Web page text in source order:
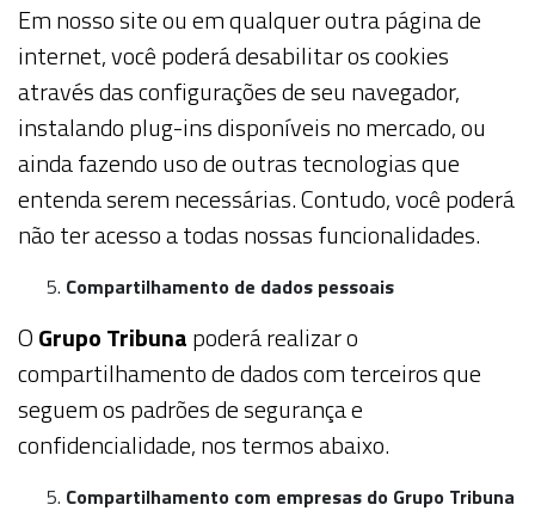
Em nosso site ou em qualquer outra página de
internet, você poderá desabilitar os cookies
através das configurações de seu navegador,
instalandoplug-insdisponíveis no mercado, ou
ainda fazendo uso de outras tecnologias que
entenda serem necessárias. Contudo, você poderá
não ter acesso a todas nossas funcionalidades.
Compartilhamento de dados pessoais
OGrupo Tribunapoderá realizar o
compartilhamento de dados com terceiros que
seguem os padrões de segurança e
confidencialidade, nos termos abaixo.
Compartilhamento com empresas do Grupo Tribuna